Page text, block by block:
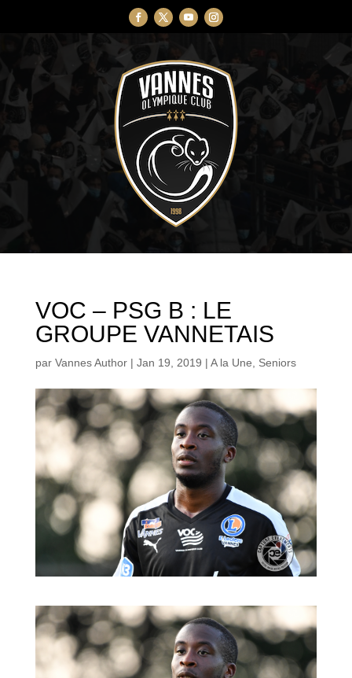
VOC – PSG B : LE
GROUPE VANNETAIS
par Vannes Author| Jan 19, 2019 | A la Une, Seniors